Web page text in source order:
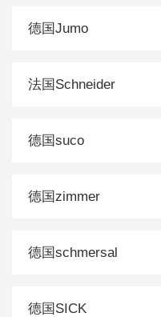
德国Jumo
法国Schneider
德国suco
德国zimmer
德国schmersal
德国SICK